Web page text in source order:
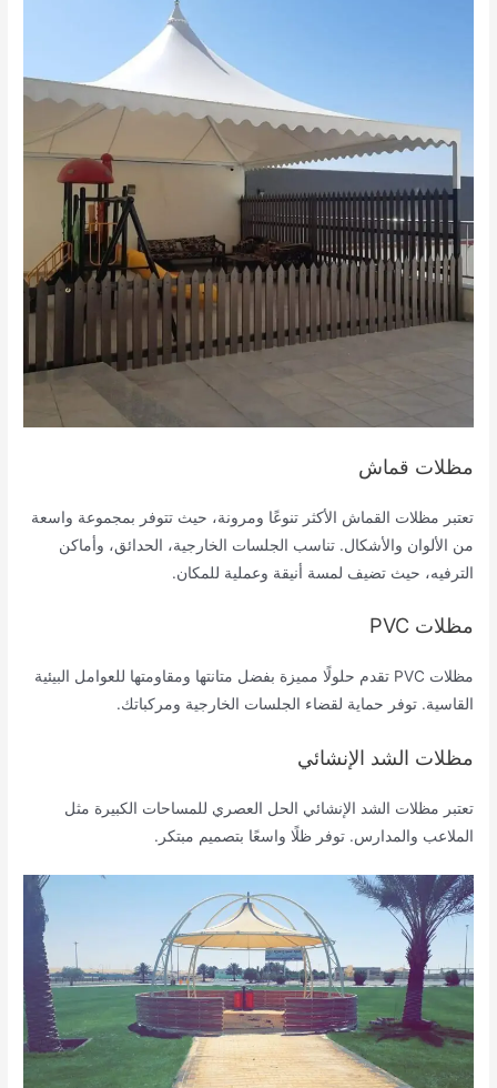
مظلات قماش
تعتبر مظلات القماش الأكثر تنوعًا ومرونة، حيث تتوفر بمجموعة واسعة
من الألوان والأشكال. تناسب الجلسات الخارجية، الحدائق، وأماكن
الترفيه، حيث تضيف لمسة أنيقة وعملية للمكان.
مظلات PVC
مظلات PVC تقدم حلولًا مميزة بفضل متانتها ومقاومتها للعوامل البيئية
القاسية. توفر حماية لقضاء الجلسات الخارجية ومركباتك.
مظلات الشد الإنشائي
تعتبر مظلات الشد الإنشائي الحل العصري للمساحات الكبيرة مثل
الملاعب والمدارس. توفر ظلًا واسعًا بتصميم مبتكر.